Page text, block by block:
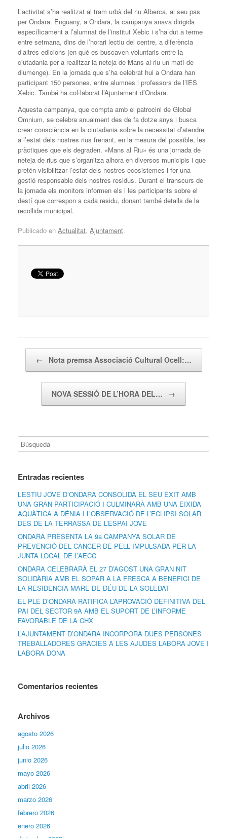
L’activitat s’ha realitzat al tram urbà del riu Alberca, al seu pas
per Ondara. Enguany, a Ondara, la campanya anava dirigida
específicament a l’alumnat de l’institut Xebic i s’ha dut a terme
entre setmana, dins de l’horari lectiu del centre, a diferència
d’altres edicions (en què es buscaven voluntaris entre la
ciutadania per a realitzar la neteja de Mans al riu un matí de
diumenge). En la jornada que s’ha celebrat hui a Ondara han
participant 150 persones, entre alumnes i professors de l’IES
Xebic. També ha col·laborat l’Ajuntament d’Ondara.
Aquesta campanya, que compta amb el patrocini de Global
Omnium, se celebra anualment des de fa dotze anys i busca
crear consciència en la ciutadania sobre la necessitat d’atendre
a l’estat dels nostres rius frenant, en la mesura del possible, les
pràctiques que els degraden. «Mans al Riu» és una jornada de
neteja de rius que s’organitza alhora en diversos municipis i que
pretén visibilitzar l’estat dels nostres ecosistemes i fer una
gestió responsable dels nostres residus. Durant el transcurs de
la jornada els monitors informen els i les participants sobre el
destí que correspon a cada residu, donant també detalls de la
recollida municipal.
Publicado en Actualitat, Ajuntament.
← Nota premsa Associació Cultural Ocell:…
NOVA SESSIÓ DE L’HORA DEL… →
Entradas recientes
L’ESTIU JOVE D’ONDARA CONSOLIDA EL SEU ÈXIT AMB
UNA GRAN PARTICIPACIÓ I CULMINARÀ AMB UNA EIXIDA
AQUÀTICA A DÉNIA I L’OBSERVACIÓ DE L’ECLIPSI SOLAR
DES DE LA TERRASSA DE L’ESPAI JOVE
ONDARA PRESENTA LA 9a CAMPANYA SOLAR DE
PREVENCIÓ DEL CÀNCER DE PELL IMPULSADA PER LA
JUNTA LOCAL DE L’AECC
ONDARA CELEBRARÀ EL 27 D’AGOST UNA GRAN NIT
SOLIDÀRIA AMB EL SOPAR A LA FRESCA A BENEFICI DE
LA RESIDÈNCIA MARE DE DÉU DE LA SOLEDAT
EL PLE D’ONDARA RATIFICA L’APROVACIÓ DEFINITIVA DEL
PAI DEL SECTOR 9A AMB EL SUPORT DE L’INFORME
FAVORABLE DE LA CHX
L’AJUNTAMENT D’ONDARA INCORPORA DUES PERSONES
TREBALLADORES GRÀCIES A LES AJUDES LABORA JOVE I
LABORA DONA
Comentarios recientes
Archivos
agosto 2026
julio 2026
junio 2026
mayo 2026
abril 2026
marzo 2026
febrero 2026
enero 2026